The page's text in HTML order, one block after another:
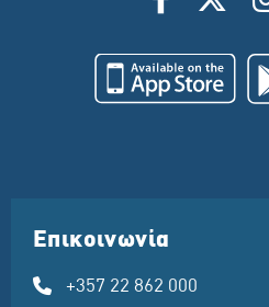
Επικοινωνία
+357 22 862 000